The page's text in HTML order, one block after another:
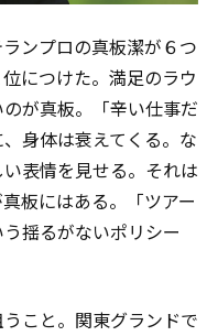
ンプロの真板潔が６つ
につけた。満足のラウ
が真板。「辛い仕事だ
身体は衰えてくる。な
表情を見せる。それは
板にはある。「ツアー
揺るがないポリシー
こと。関東グランドで